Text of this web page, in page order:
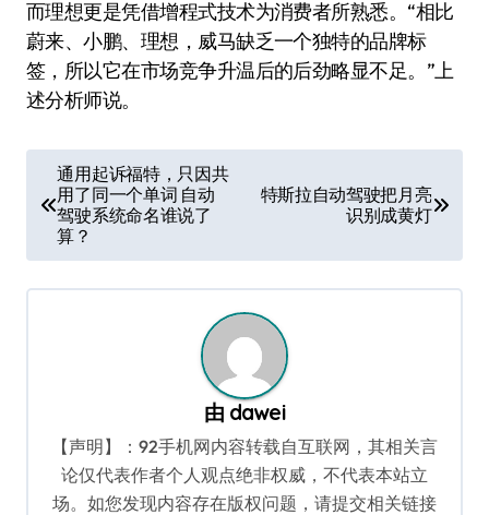
而理想更是凭借增程式技术为消费者所熟悉。“相比
蔚来、小鹏、理想，威马缺乏一个独特的品牌标
签，所以它在市场竞争升温后的后劲略显不足。”上
述分析师说。
章
通用起诉福特，只因共
用了同一个单词 自动
驾驶系统命名谁说了
算？
特斯拉自动驾驶把月亮
识别成黄灯
由 dawei
【声明】：92手机网内容转载自互联网，其相关言
论仅代表作者个人观点绝非权威，不代表本站立
场。如您发现内容存在版权问题，请提交相关链接